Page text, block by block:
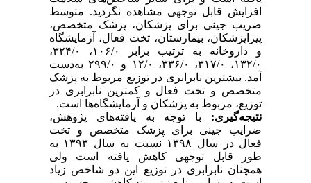
افزایش قابل توجهی مشاهده نگردید. متوسط
ضریب جینی برای پزشکان، پزشک متخصص،
پیراپزشکان، بیمارستان، تخت فعال، آزمایشگاه
و داروخانه به ترتیب برابر ۱۰۶/۰، ۳۲۴/۰،
۱۳۲/۰، ۳۱۷/۰، ۳۳۶/۰، ۱۲/۰ و ۲۹۹/۰ به‌دست
آمد. بیشترین نابرابری در توزیع مربوط به پزشک
متخصص و تخت فعال و کمترین نابرابری در
توزیع، مربوط به پزشکان و آزمایشگاه‌ها است.
نتیجه‌گیری: با توجه به یافته‌های پژوهش،
ضرایب جینی برای پزشک متخصص و تخت
فعال در سال ۱۳۹۸ نسبت به سال ۱۳۹۳ به
طور قابل توجهی کاهش یافته است ولی
همچنان نابرابری در توزیع این دو شاخص زیاد